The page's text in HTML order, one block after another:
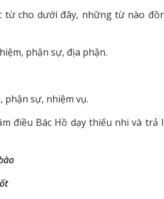
từ cho dưới đây, những từ nào
phận sự, địa phận.
sự, nhiệm vụ.
điều Bác Hồ dạy thiếu nhi và trả